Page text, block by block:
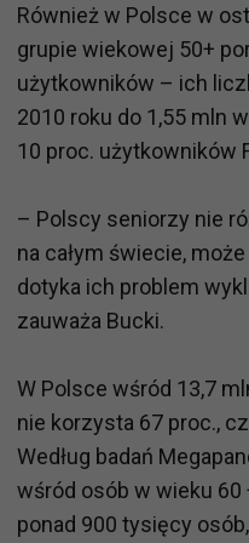
Również w Polsce w
grupie wiekowej 50+
użytkowników – ich
2010 roku do 1,55 mln
10 proc. użytkowników
– Polscy seniorzy nie
na całym świecie,
dotyka ich problem
zauważa Bucki.
W Polsce wśród 13,7
nie korzysta 67 proc.,
Według badań
wśród osób w wieku 60
ponad 900 tysięcy